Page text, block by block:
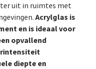
uit in ruimtes met
Acrylglas is
en is ideaal voor
opvallend
diepte en